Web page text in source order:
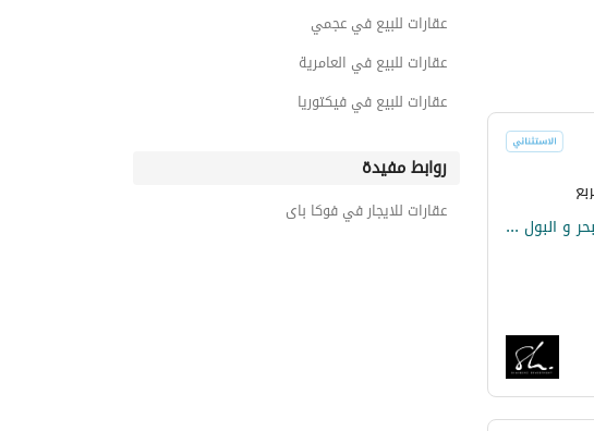
شقة فندقية لقطة للبيع أرضي بجاردن بفيو علي البحر و البول في فوكا باي – رأس الحكمة – الساحل الشمالي
عقارات للبيع في عجمي
عقارات للبيع في العامرية
عقارات للبيع في فيكتوريا
روابط مفيدة
عقارات للايجار في فوكا باى